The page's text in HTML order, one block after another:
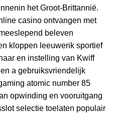
het Groot-Brittannië.
casino ontvangen met
beleven
kloppen leeuwerik sportief
en instelling van Kwiff
a gebruiksvriendelijk
atomic number 85
opwinding en vooruitgang
selectie toelaten populair